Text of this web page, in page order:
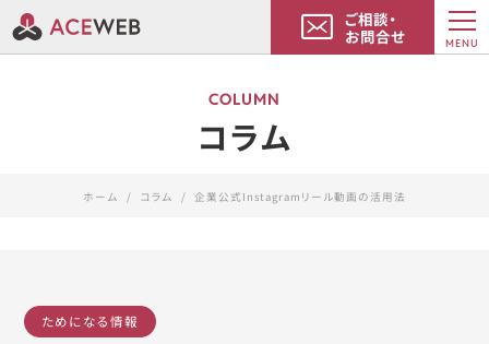
ご相談・
お問合せ
MENU
COLUMN
コラム
ホーム コラム 企業公式Instagramリール動画の活用法
ためになる情報